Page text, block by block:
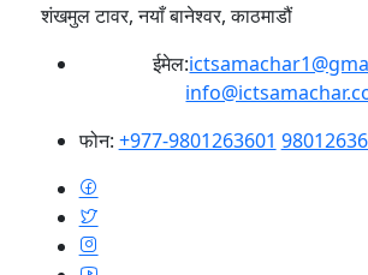
शंखमुल टावर, नयाँ बानेश्वर, काठमाडौं
ईमेल:
फोन: +977-9801263601